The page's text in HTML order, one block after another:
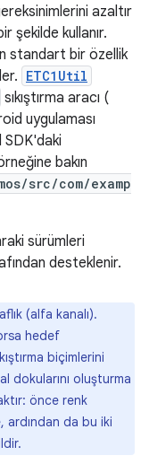
azaltır
şekilde kullanır.
standart bir özellik
ETC1Util
sıkıştırma aracı (
uygulaması
SDK'daki
bakın
src/com/examp
sürümleri
desteklenir.
(alfa kanalı).
hedef
biçimlerini
dokularını oluşturma
önce renk
ardından da bu iki